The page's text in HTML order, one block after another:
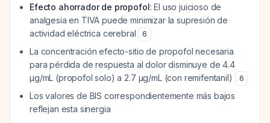
Efecto ahorrador de propofol: El uso juicioso de
analgesia en TIVA puede minimizar la supresión de
actividad eléctrica cerebral
6
La concentración efecto-sitio de propofol necesaria
para pérdida de respuesta al dolor disminuye de 4.4
μg/mL (propofol solo) a 2.7 μg/mL (con remifentanil)
6
Los valores de BIS correspondientemente más bajos
reflejan esta sinergia